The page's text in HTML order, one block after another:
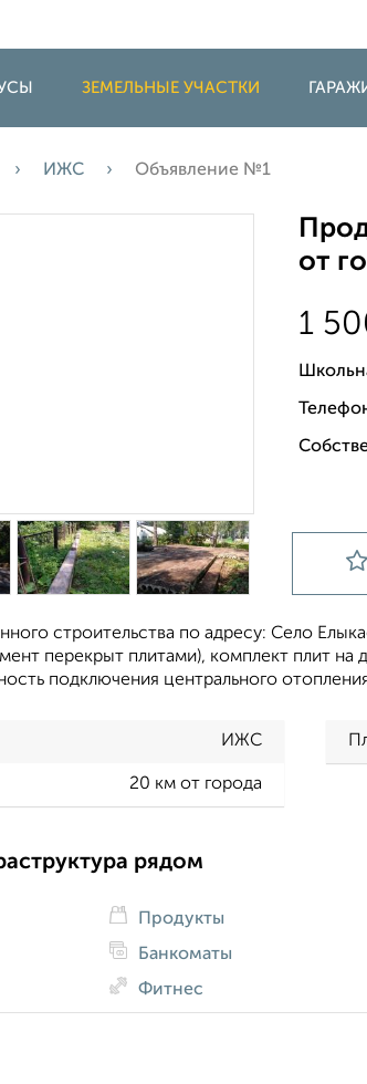
ЗЕМЕЛЬНЫЕ УЧАСТКИ
ИЖС Объявление №1
от
1
строительства по адресу: Село
перекрыт плитами), комплект плит
подключения центрального
ИЖС
20 км от города
рядом
Продукты
Банкоматы
Фитнес